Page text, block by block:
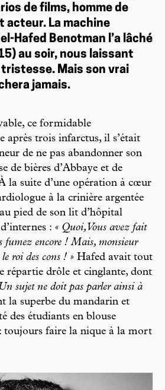
de films, homme de
acteur. La machine
Hafed Benotman l’a lâché
au soir, nous laissant
Mais son vrai
jamais.
ce formidable
après trois infarctus, il s’était
de ne pas abandonner son
de bières d’Abbaye et de
la suite d’une opération à cœur
à la crinière argentée
pied de son lit d’hôpital
: « Quoi, Vous avez fait
fumez encore ! Mais, monsieur
roi des cons ! » Hafed avait tout
répartie drôle et cinglante, dont
sujet ne doit pas parler ainsi à
la superbe du mandarin et
des étudiants en blouse
toujours faire la nique à la mort